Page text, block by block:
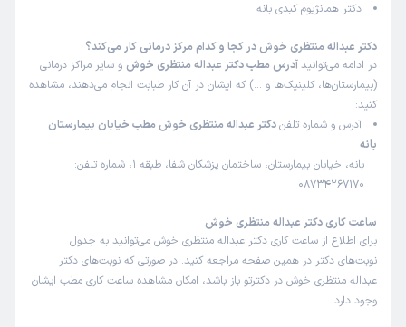
دکتر همانژیوم کبدی بانه
دکتر عبداله منتظری خوش در کجا و کدام مرکز درمانی کار می‌کند؟
در ادامه می‌توانید آدرس مطب دکتر عبداله منتظری خوش و سایر مراکز درمانی
(بیمارستان‌ها، کلینیک‌ها و …) که ایشان در آن کار طبابت انجام می‌دهند، مشاهده
کنید:
آدرس و شماره تلفندکتر عبداله منتظری خوش مطب خیابان بیمارستان
بانه
بانه، خیابان بیمارستان، ساختمان پزشکان شفا، طبقه 1، شماره تلفن:
08734267170
ساعت کاری دکتر عبداله منتظری خوش
برای اطلاع از ساعت کاری دکتر عبداله منتظری خوش می‌توانید به جدول
نوبت‌های دکتر در همین صفحه مراجعه کنید. در صورتی که نوبت‌های دکتر
عبداله منتظری خوش در دکترتو باز باشد، امکان مشاهده ساعت کاری مطب ایشان
وجود دارد.